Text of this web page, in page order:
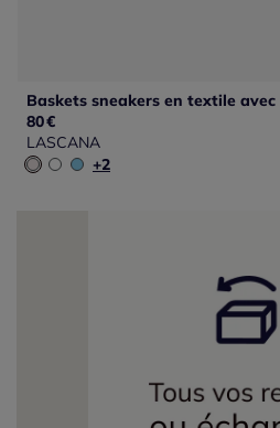
Baskets sneakers en textile
80€
LASCANA
+2